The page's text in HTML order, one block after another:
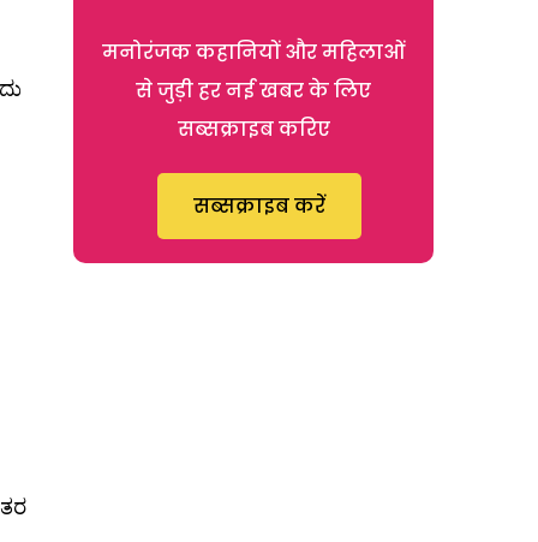
मनोरंजक कहानियों और महिलाओं
से जुड़ी हर नई खबर के लिए
सब्सक्राइब करिए
सब्सक्राइब करें